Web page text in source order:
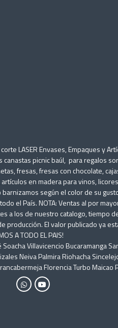
corte LASER Envases, Empaques y
canastas picnic baúl, para regalos
fresas, fresas con chocolate,
en madera para vinos,
según el color de su
el País. NOTA: Ventas al por
a los de nuestro catalogo, tiempo
El valor publicado ya
A TODO EL PAIS!
Villavicencio Bucaramanga
Neiva Palmira Riohacha
Florencia Turbo Maicao